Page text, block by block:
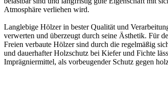
Atmosphäre verliehen wird.
Langlebige Hölzer in bester Qualität und
verwerten und überzeugt durch seine Ästhetik. Für
Freien verbaute Hölzer sind durch die regelmäßig
und dauerhafter Holzschutz bei Kiefer und Fichte
Imprägniermittel, als vorbeugender Schutz gegen